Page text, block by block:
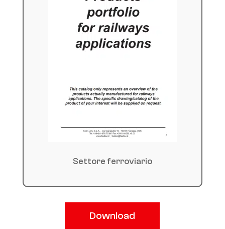
Settore ferroviario
Download